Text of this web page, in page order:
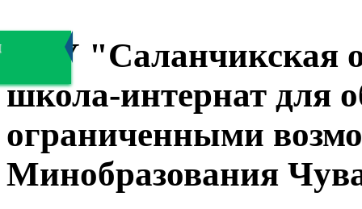
БОУ "Саланчикская
школа-интернат для
ограниченными
Минобразования